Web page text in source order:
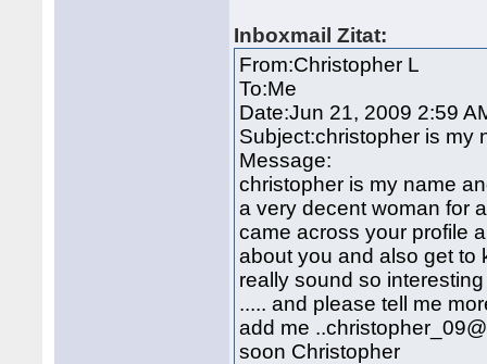
Inboxmail Zitat:
From:Christopher L
To:Me
Date:Jun 21, 2009 2:59
Subject:christopher is my
Message:
christopher is my name
a very decent woman for
came across your profile
about you and also get to
really sound so
..... and please tell me
add me
soon Christopher